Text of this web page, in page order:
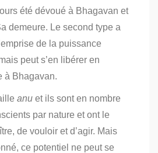
été dévoué à Bhagavan et
demeure. Le second type a
de la puissance
peut s’en libérer en
à Bhagavan.
anu et ils sont en nombre
par nature et ont le
de vouloir et d’agir. Mais
ce potentiel ne peut se